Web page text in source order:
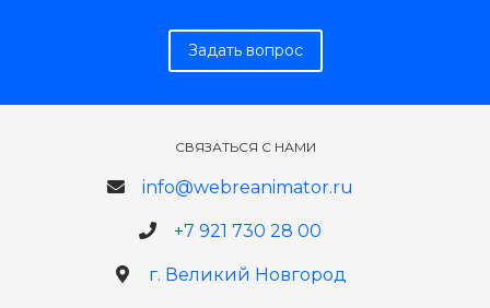
Задать вопрос
СВЯЗАТЬСЯ С НАМИ
info@webreanimator.ru
+7 921 730 28 00
г. Великий Новгород